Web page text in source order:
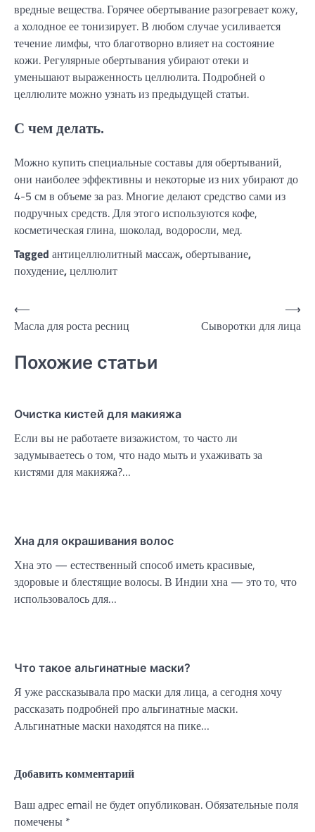
вредные вещества. Горячее обертывание разогревает кожу,
а холодное ее тонизирует. В любом случае усиливается
течение лимфы, что благотворно влияет на состояние
кожи. Регулярные обертывания убирают отеки и
уменьшают выраженность целлюлита. Подробней о
целлюлите можно узнать из предыдущей статьи.
С чем делать.
Можно купить специальные составы для обертываний,
они наиболее эффективны и некоторые из них убирают до
4-5 см в объеме за раз. Многие делают средство сами из
подручных средств. Для этого используются кофе,
косметическая глина, шоколад, водоросли, мед.
Tagged антицеллюлитный массаж,обертывание,
похудение,целлюлит
Навигация
по
записям
⟵
Масла для роста ресниц
Сыворотки для лица
⟶
Похожие статьи
Очистка кистей для макияжа
Если вы не работаете визажистом, то часто ли
задумываетесь о том, что надо мыть и ухаживать за
кистями для макияжа?…
Хна для окрашивания волос
Хна это — естественный способ иметь красивые,
здоровые и блестящие волосы. В Индии хна — это то, что
использовалось для…
Что такое альгинатные маски?
Я уже рассказывала про маски для лица, а сегодня хочу
рассказать подробней про альгинатные маски.
Альгинатные маски находятся на пике…
Добавить комментарий
Ваш адрес email не будет опубликован.Обязательные поля
помечены *